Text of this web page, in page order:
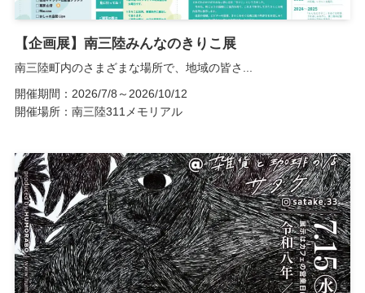
【企画展】南三陸みんなのきりこ展
南三陸町内のさまざまな場所で、地域の皆さ...
開催期間：2026/7/8～2026/10/12
開催場所：南三陸311メモリアル